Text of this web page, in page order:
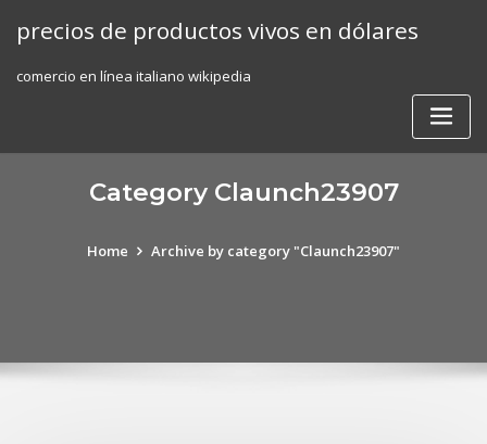
precios de productos vivos en dólares
comercio en línea italiano wikipedia
Category Claunch23907
Home Archive by category "Claunch23907"